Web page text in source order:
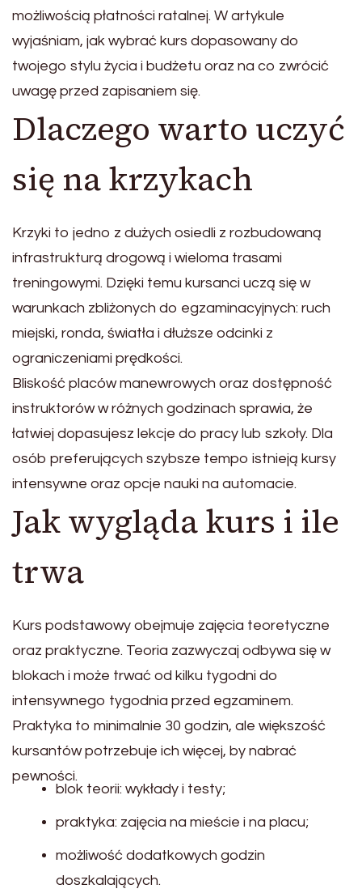
możliwością płatności ratalnej. W artykule
wyjaśniam, jak wybrać kurs dopasowany do
twojego stylu życia i budżetu oraz na co zwrócić
uwagę przed zapisaniem się.
Dlaczego warto uczyć
się na krzykach
Krzyki to jedno z dużych osiedli z rozbudowaną
infrastrukturą drogową i wieloma trasami
treningowymi. Dzięki temu kursanci uczą się w
warunkach zbliżonych do egzaminacyjnych: ruch
miejski, ronda, światła i dłuższe odcinki z
ograniczeniami prędkości.
Bliskość placów manewrowych oraz dostępność
instruktorów w różnych godzinach sprawia, że
łatwiej dopasujesz lekcje do pracy lub szkoły. Dla
osób preferujących szybsze tempo istnieją kursy
intensywne oraz opcje nauki na automacie.
Jak wygląda kurs i ile
trwa
Kurs podstawowy obejmuje zajęcia teoretyczne
oraz praktyczne. Teoria zazwyczaj odbywa się w
blokach i może trwać od kilku tygodni do
intensywnego tygodnia przed egzaminem.
Praktyka to minimalnie 30 godzin, ale większość
kursantów potrzebuje ich więcej, by nabrać
pewności.
blok teorii: wykłady i testy;
praktyka: zajęcia na mieście i na placu;
możliwość dodatkowych godzin
doszkalających.